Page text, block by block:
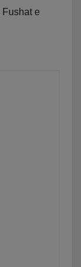
Fushat e